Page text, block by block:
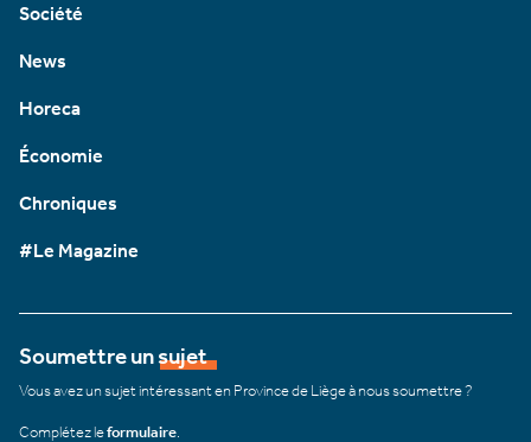
Société
News
Horeca
Économie
Chroniques
#Le Magazine
Soumettre un sujet
Vous avez un sujet intéressant en Province de Liège à nous soumettre ?
Complétez leformulaire